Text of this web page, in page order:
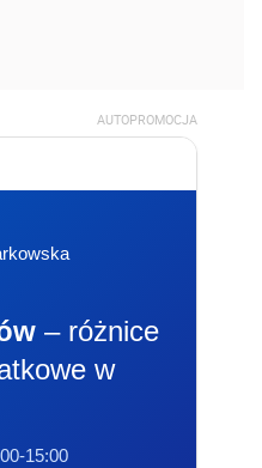
AUTOPROMOCJA
– różnice
w
15:00